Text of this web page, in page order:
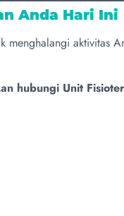
Anda Hari Ini
menghalangi aktivitas
hubungi Unit